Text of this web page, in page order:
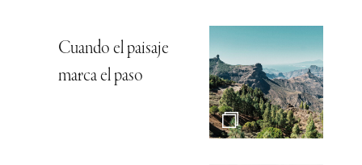
Cuando el paisaje
marca el paso